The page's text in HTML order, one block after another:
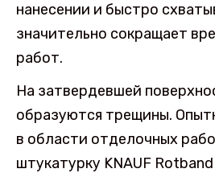
нанесении и быстро
значительно сокращает
работ.
На затвердевшей
образуются трещины.
в области отделочных
штукатурку KNAUF